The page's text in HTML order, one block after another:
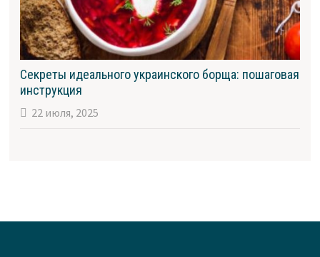
Секреты идеального украинского борща: пошаговая
инструкция
22 июля, 2025